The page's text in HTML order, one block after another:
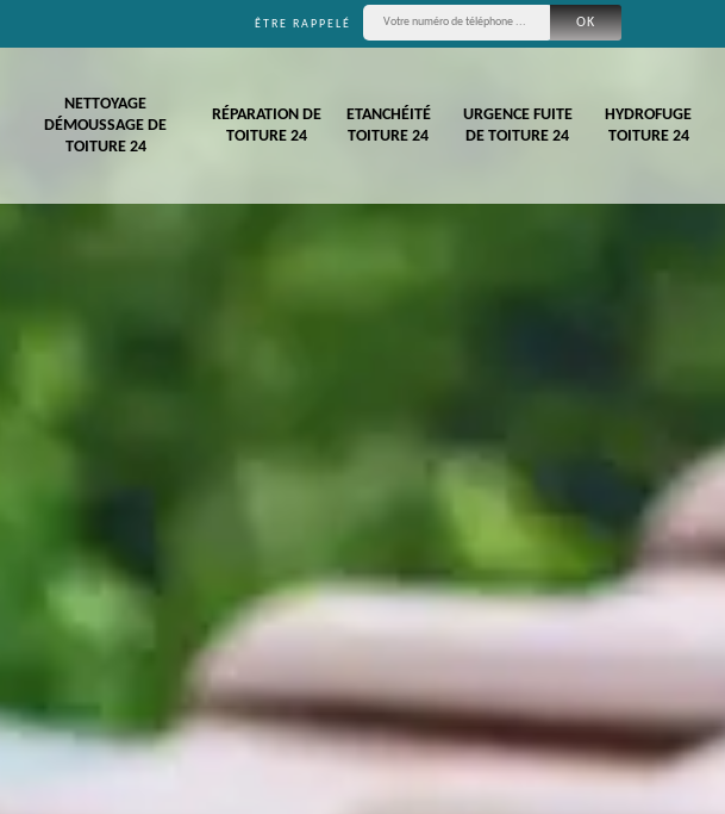
ÊTRE RAPPELÉ
NETTOYAGE
DÉMOUSSAGE DE
TOITURE 24
RÉPARATION DE
TOITURE 24
ETANCHÉITÉ
TOITURE 24
URGENCE FUITE
DE TOITURE 24
HYDROFUGE
TOITURE 24